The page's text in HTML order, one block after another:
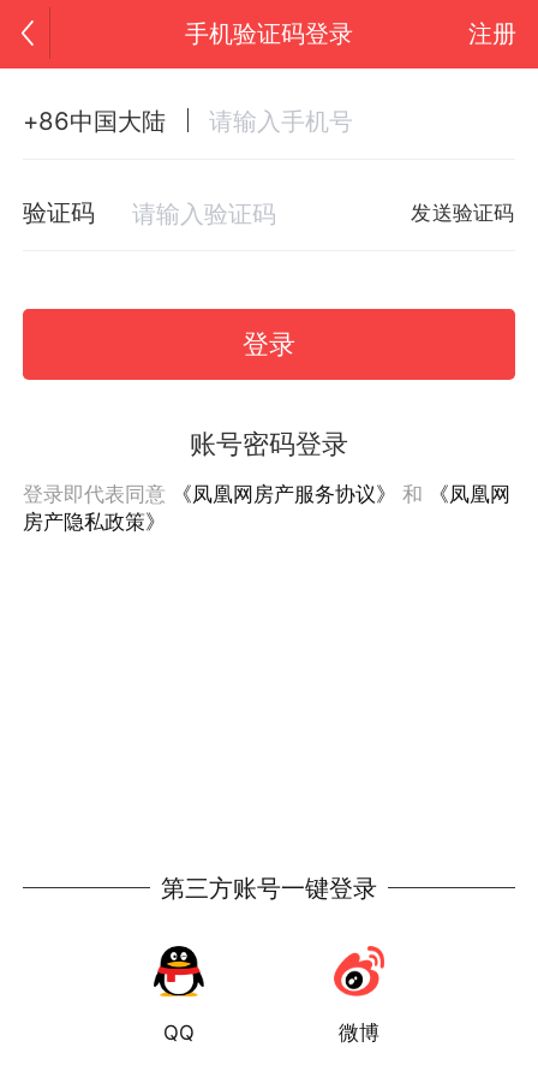
手机验证码登录 注册
+86中国大陆
验证码 发送验证码
登录
账号密码登录
登录即代表同意 《凤凰网房产服务协议》 和
《凤凰网
房产隐私政策》
第三方账号一键登录
QQ 微博